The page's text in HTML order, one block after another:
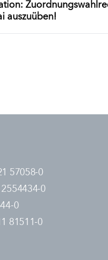
auszuüben!
57058-0
0
0
81511-0